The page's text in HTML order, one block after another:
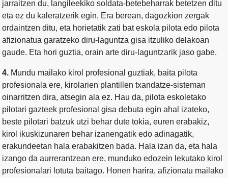
jarraitzen du, langileekiko soldata-betebeharrak betetzen ditu
eta ez du kaleratzerik egin. Era berean, dagozkion zergak
ordaintzen ditu, eta horietatik zati bat eskola pilota edo pilota
afizionatua garatzeko diru-laguntza gisa itzuliko delakoan
gaude. Eta hori guztia, orain arte diru-laguntzarik jaso gabe.
4. Mundu mailako kirol profesional guztiak, baita pilota
profesionala ere, kirolarien plantillen txandatze-sisteman
oinarritzen dira, atsegin ala ez. Hau da, pilota eskoletako
pilotari gazteek profesional gisa debuta egin ahal izateko,
beste pilotari batzuk utzi behar dute tokia, euren erabakiz,
kirol ikuskizunaren behar izanengatik edo adinagatik,
erakundeetan hala erabakitzen bada. Hala izan da, eta hala
izango da aurrerantzean ere, munduko edozein lekutako kirol
profesionalari lotuta baitago. Honen harira, afizionatu mailako